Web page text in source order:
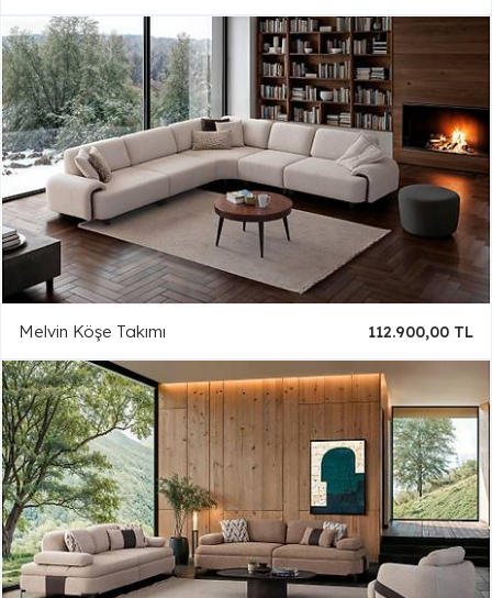
Melvin Köşe Takımı 112.900,00 TL